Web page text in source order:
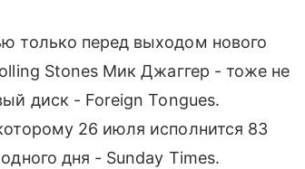
только перед выходом нового
Stones Мик Джаггер - тоже не
диск - Foreign Tongues.
26 июля исполнится 83
дня - Sunday Times.